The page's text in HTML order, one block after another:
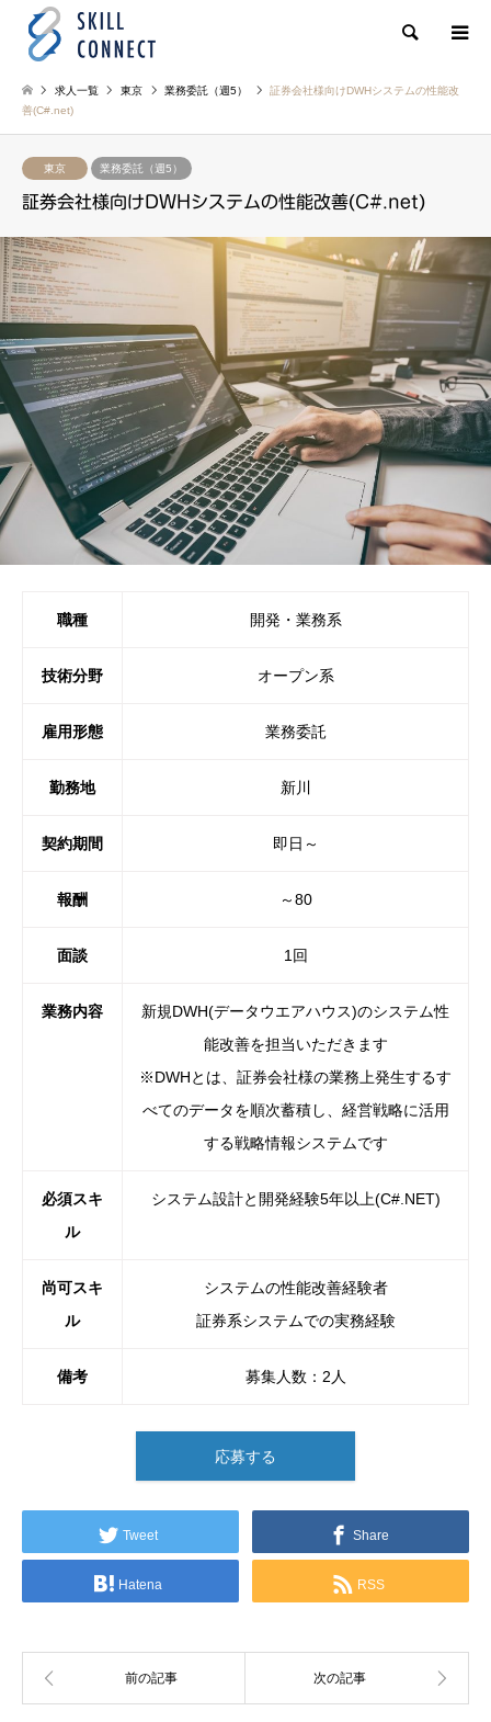
検索
求人一覧 東京 業務委託（週5）
証券会社様向けDWHシステムの性能改
善(C#.net)
東京 業務委託（週5）
証券会社様向けDWHシステムの性能改善(C#.net)
職種 開発・業務系
技術分野 オープン系
雇用形態 業務委託
勤務地 新川
契約期間 即日～
報酬 ～80
面談 1回
業務内容
新規DWH(データウエアハウス)のシステム性
能改善を担当いただきます
※DWHとは、証券会社様の業務上発生するす
べてのデータを順次蓄積し、経営戦略に活用
する戦略情報システムです
必須スキ
ル
システム設計と開発経験5年以上(C#.NET)
尚可スキ
ル
システムの性能改善経験者
証券系システムでの実務経験
備考 募集人数：2人
応募する
Tweet Share
Hatena RSS